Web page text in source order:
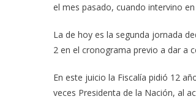
el mes pasado, cuando intervino
La de hoy es la segunda jornada
2 en el cronograma previo a dar a
En este juicio la Fiscalía pidió 12
veces Presidenta de la Nación, al